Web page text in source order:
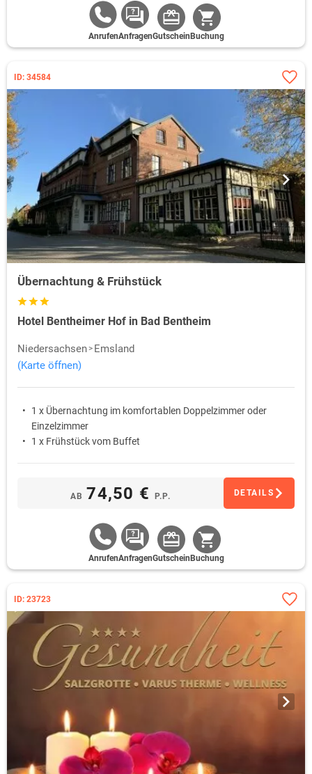
AnrufenAnfragenGutschein Buchung
ID: 34584
Übernachtung & Frühstück
Hotel Bentheimer Hof in Bad Bentheim
Niedersachsen
Emsland
(Karte öffnen)
1 x Übernachtung im komfortablen Doppelzimmer oder
Einzelzimmer
1 x Frühstück vom Buffet
AB 74,50 € P.P. DETAILS
AnrufenAnfragenGutschein Buchung
ID: 23723